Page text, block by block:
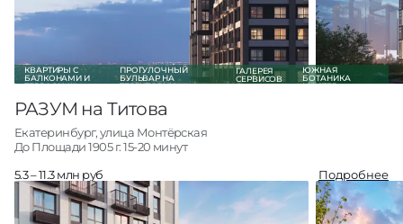
О проекте
Все квартиры
КВАРТИРЫ С
БАЛКОНАМИ И
ТЕРРАСАМИ
ПРОГУЛОЧНЫЙ
БУЛЬВАР НА
ТЕРРИТОРИИ
ГАЛЕРЕЯ
СЕРВИСОВ
ЮЖНАЯ
БОТАНИКА
МАСТЕР-
РАЗУМ на Титова
Екатеринбург, улица Монтёрская
До Площади 1905 г. 15-20 минут
5.3 – 11.3 млн руб
Подробнее
Студии19 от 5.3 млн руб